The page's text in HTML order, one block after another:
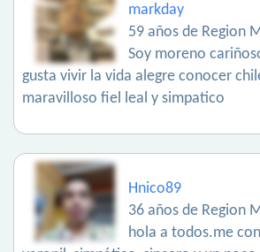
markday
59 años de Region
Soy moreno
gusta vivir la vida alegre conocer
maravilloso fiel leal y simpatico
Hnico89
36 años de Region
hola a todos.me